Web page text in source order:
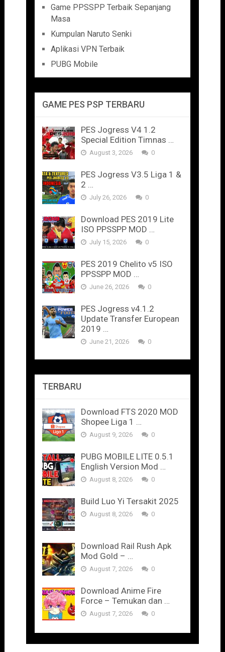
Game PPSSPP Terbaik Sepanjang
Masa
Kumpulan Naruto Senki
Aplikasi VPN Terbaik
PUBG Mobile
GAME PES PSP TERBARU
PES Jogress V4 1.2
Special Edition Timnas …
August 3, 2026 0
PES Jogress V3.5 Liga 1 &
2 …
July 26, 2026 0
Download PES 2019 Lite
ISO PPSSPP MOD …
July 15, 2026 0
PES 2019 Chelito v5 ISO
PPSSPP MOD …
June 26, 2026 0
PES Jogress v4.1.2
Update Transfer European
2019 …
June 21, 2026 0
TERBARU
Download FTS 2020 MOD
Shopee Liga 1 …
August 9, 2026 0
PUBG MOBILE LITE 0.5.1
English Version Mod …
August 8, 2026 0
Build Luo Yi Tersakit 2025
August 8, 2026 0
Download Rail Rush Apk
Mod Gold – …
August 7, 2026 0
Download Anime Fire
Force – Temukan dan …
August 7, 2026 0